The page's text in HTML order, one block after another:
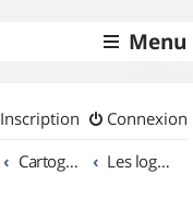
Menu
Connexion
Inscription
Cartographie et GPS Les logiciels